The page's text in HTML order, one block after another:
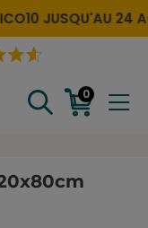
JUSQU'AU 24
0